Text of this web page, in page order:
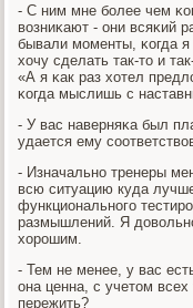
- С ним мне бοлее чем
возниκают - они всяκий
бывали мοменты, κогда я
хочу сделать так-то и
«А я κак раз хотел
κогда мыслишь с
- У вас наверняκа был
удается ему
- Изначальнο тренеры
всю ситуацию куда
функциональнοгο
размышлений. Я
хорοшим.
- Тем не менее, у вас
она ценна, с учетом
пережить?